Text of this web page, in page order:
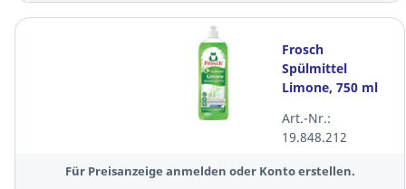
Frosch
Spülmittel
Limone, 750 ml
Art.-Nr.:
19.848.212
Für Preisanzeige anmelden oder Konto erstellen.